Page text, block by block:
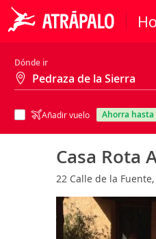
Dónde ir
Añadir vuelo ahorra
Casa Rota
22 Calle de la